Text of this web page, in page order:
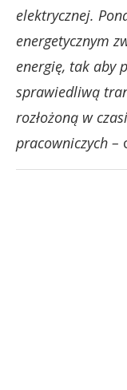
elektrycznej.
energetycznym
energię, tak aby
sprawiedliwą
rozłożoną w
pracowniczych –